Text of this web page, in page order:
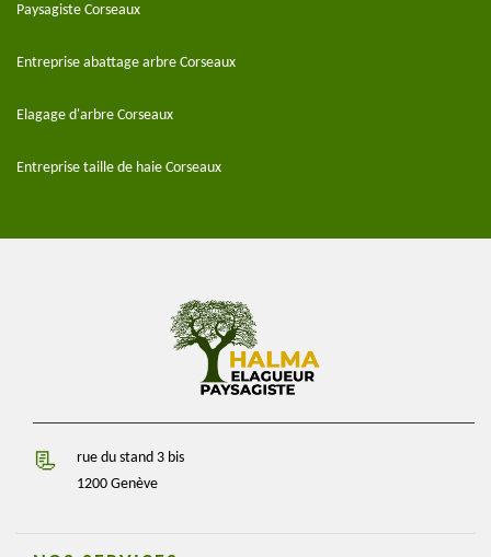
Paysagiste Corseaux
Entreprise abattage arbre Corseaux
Elagage d'arbre Corseaux
Entreprise taille de haie Corseaux
rue du stand 3 bis
1200 Genève